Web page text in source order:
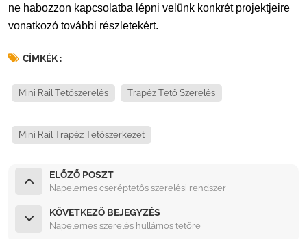
ne habozzon kapcsolatba lépni velünk konkrét projektjeire
vonatkozó további részletekért.
CÍMKÉK :
Mini Rail Tetőszerelés Trapéz Tető Szerelés
Mini Rail Trapéz Tetőszerkezet
ELŐZŐ POSZT
Napelemes cseréptetős szerelési rendszer
KÖVETKEZŐ BEJEGYZÉS
Napelemes szerelés hullámos tetőre